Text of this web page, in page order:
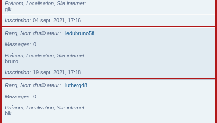
Prénom, Localisation, Site internet
gik
Inscription
04 sept. 2021, 17:16
Rang, Nom d’utilisateur
ledubruno58
Messages
0
Prénom, Localisation, Site internet
bruno
Inscription
19 sept. 2021, 17:18
Rang, Nom d’utilisateur
lutherg48
Messages
0
Prénom, Localisation, Site internet
bik